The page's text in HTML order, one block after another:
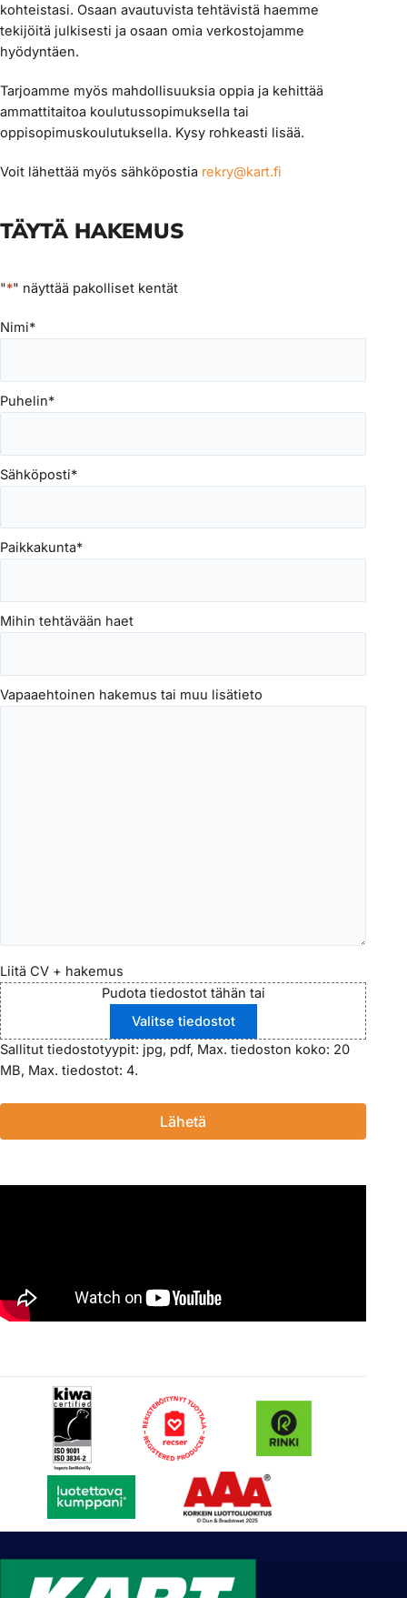
kohteistasi. Osaan avautuvista tehtävistä haemme
tekijöitä julkisesti ja osaan omia verkostojamme
hyödyntäen.
Tarjoamme myös mahdollisuuksia oppia ja kehittää
ammattitaitoa koulutussopimuksella tai
oppisopimuskoulutuksella. Kysy rohkeasti lisää.
Voit lähettää myös sähköpostia rekry@kart.fi
TÄYTÄ HAKEMUS
"*" näyttää pakolliset kentät
Nimi*
Puhelin*
Sähköposti*
Paikkakunta*
Mihin tehtävään haet
Vapaaehtoinen hakemus tai muu lisätieto
Liitä CV + hakemus
Pudota tiedostot tähän tai
Valitse tiedostot
Sallitut tiedostotyypit: jpg, pdf, Max. tiedoston koko: 20
MB, Max. tiedostot: 4.